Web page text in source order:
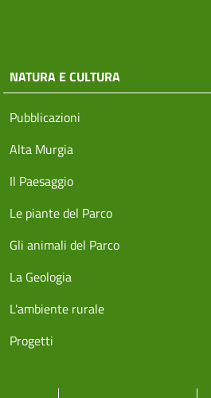
NATURA E CULTURA
Pubblicazioni
Alta Murgia
Il Paesaggio
Le piante del Parco
Gli animali del Parco
La Geologia
L'ambiente rurale
Progetti